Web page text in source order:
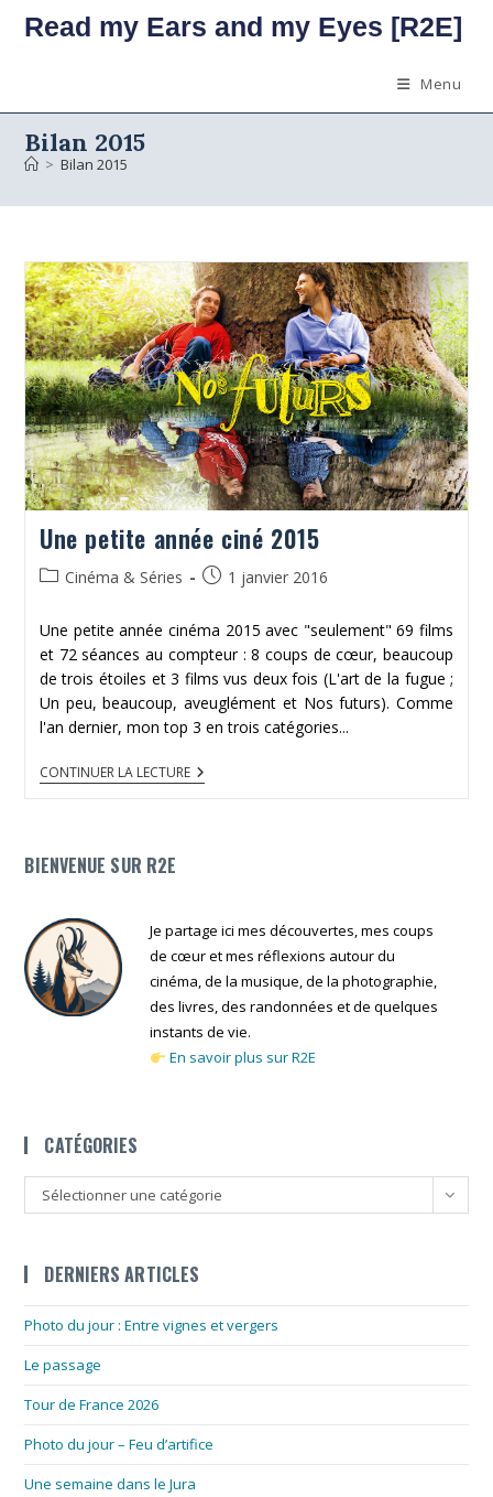
Read my Ears and my Eyes [R2E]
Menu
Bilan 2015
> Bilan 2015
Une petite année ciné 2015
PostCinéma & Séries
Publication
1 janvier 2016
Une petite année cinéma 2015 avec "seulement" 69 films
et 72 séances au compteur : 8 coups de cœur, beaucoup
de trois étoiles et 3 films vus deux fois (L'art de la fugue ;
Un peu, beaucoup, aveuglément et Nos futurs). Comme
l'an dernier, mon top 3 en trois catégories...
CONTINUER LA LECTUREUNE
PETITE
BIENVENUE SUR R2E
Je partage ici mes découvertes, mes coups
de cœur et mes réflexions autour du
cinéma, de la musique, de la photographie,
des livres, des randonnées et de quelques
instants de vie.
En savoir plus sur R2E
CATÉGORIES
Catégories
Sélectionner une catégorie
DERNIERS ARTICLES
Photo du jour : Entre vignes et vergers
Le passage
Tour de France 2026
Photo du jour – Feu d’artifice
Une semaine dans le Jura